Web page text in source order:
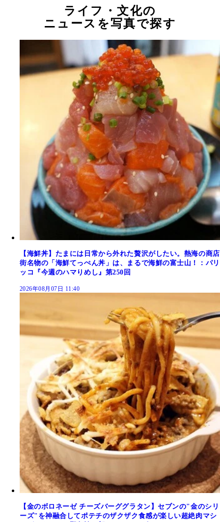
ライフ・文化の
ニュースを写真で探す
【海鮮丼】たまには日常から外れた贅沢がしたい。熱海の商店
街名物の「海鮮てっぺん丼」は、まるで海鮮の富士山！：パリ
ッコ『今週のハマりめし』第250回
2026年08月07日 11:40
【金のボロネーゼ チーズバーググラタン】セブンの"金のシリ
ーズ"を神融合してポテチのザクザク食感が楽しい超絶肉マシ